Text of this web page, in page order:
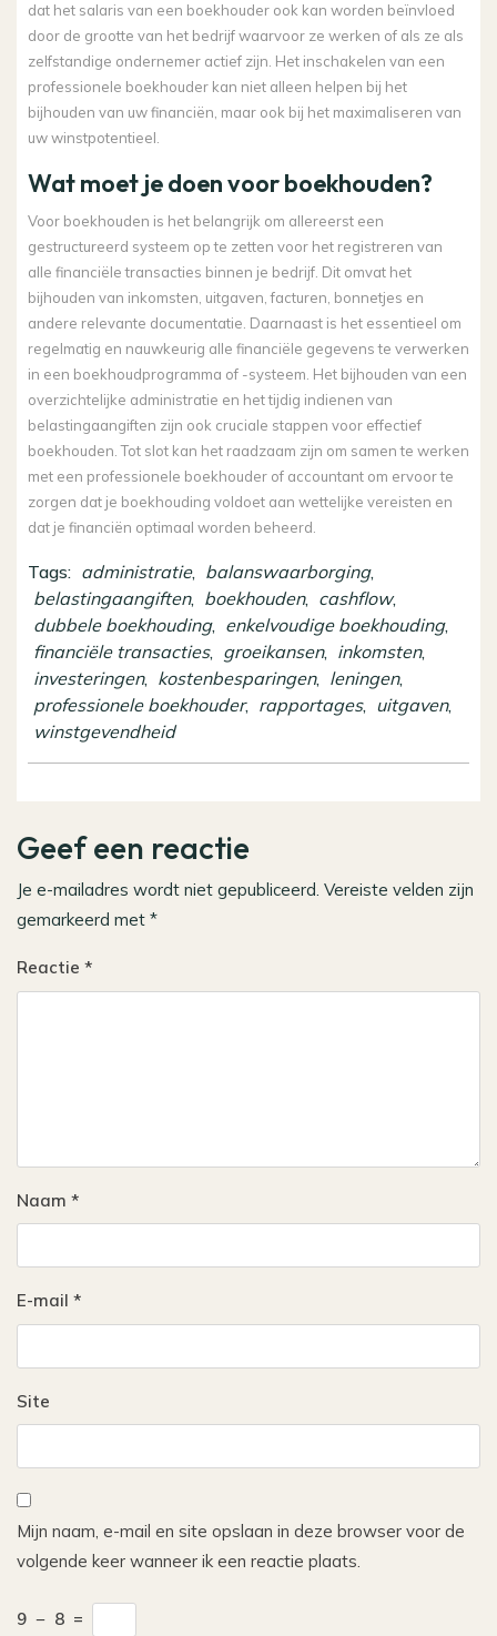
dat het salaris van een boekhouder ook kan worden beïnvloed
door de grootte van het bedrijf waarvoor ze werken of als ze als
zelfstandige ondernemer actief zijn. Het inschakelen van een
professionele boekhouder kan niet alleen helpen bij het
bijhouden van uw financiën, maar ook bij het maximaliseren van
uw winstpotentieel.
Wat moet je doen voor boekhouden?
Voor boekhouden is het belangrijk om allereerst een
gestructureerd systeem op te zetten voor het registreren van
alle financiële transacties binnen je bedrijf. Dit omvat het
bijhouden van inkomsten, uitgaven, facturen, bonnetjes en
andere relevante documentatie. Daarnaast is het essentieel om
regelmatig en nauwkeurig alle financiële gegevens te verwerken
in een boekhoudprogramma of -systeem. Het bijhouden van een
overzichtelijke administratie en het tijdig indienen van
belastingaangiften zijn ook cruciale stappen voor effectief
boekhouden. Tot slot kan het raadzaam zijn om samen te werken
met een professionele boekhouder of accountant om ervoor te
zorgen dat je boekhouding voldoet aan wettelijke vereisten en
dat je financiën optimaal worden beheerd.
Tags: administratie, balanswaarborging,
belastingaangiften, boekhouden, cashflow,
dubbele boekhouding, enkelvoudige boekhouding,
financiële transacties, groeikansen, inkomsten,
investeringen, kostenbesparingen, leningen,
professionele boekhouder, rapportages, uitgaven,
winstgevendheid
Geef een reactie
Je e-mailadres wordt niet gepubliceerd. Vereiste velden zijn
gemarkeerd met *
Reactie *
Naam *
E-mail *
Site
Mijn naam, e-mail en site opslaan in deze browser voor de
volgende keer wanneer ik een reactie plaats.
9 − 8 =